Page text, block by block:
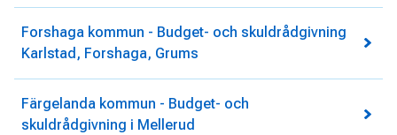
Forshaga kommun - Budget- och skuldrådgivning
Karlstad, Forshaga, Grums
Färgelanda kommun - Budget- och
skuldrådgivning i Mellerud